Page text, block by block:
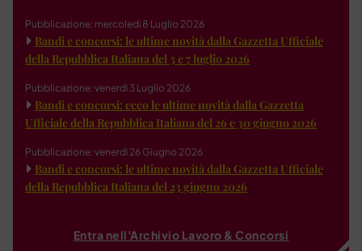
Pubblicazione: mercoledì 8 Luglio 2026
Bandi e concorsi: le ultime novità dalla Gazzetta Ufficiale
della Repubblica Italiana del 3 e 7 luglio 2026
Pubblicazione: venerdì 3 Luglio 2026
Bandi e concorsi: ecco le ultime novità dalla Gazzetta
Ufficiale della Repubblica Italiana del 26 e 30 giugno 2026
Pubblicazione: venerdì 26 Giugno 2026
Bandi e concorsi: le ultime novità dalla Gazzetta Ufficiale
della Repubblica Italiana del 23 giugno 2026
Entra nell'Archivio Lavoro & Concorsi